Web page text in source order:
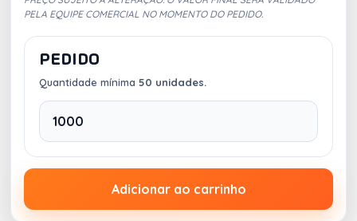
PELA EQUIPE COMERCIAL NO MOMENTO DO PEDIDO.
PEDIDO
Quantidade mínima 50 unidades.
Adicionar ao carrinho